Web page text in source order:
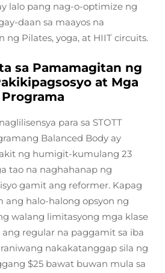
lalo pang nag-o-optimize ng
daan sa maayos na
ng Pilates, yoga, at HIIT circuits.
sa Pamamagitan ng
at Mga
para sa STOTT
Balanced Body ay
ng humigit-kumulang 23
tao na naghahanap ng
gamit ang reformer. Kapag
ang halo-halong opsyon ng
walang limitasyong mga klase
regular na paggamit sa iba
nakakatanggap sila ng
$25 bawat buwan mula sa